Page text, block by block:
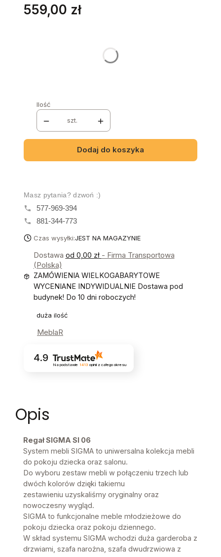
Cena
559,00 zł
Ilość
szt.
Dodaj do koszyka
Masz pytania? dzwoń :)
577-969-394
881-344-773
Czas wysyłki:JEST NA MAGAZYNIE
Dostawa od 0,00 zł - Firma Transportowa
(Polska)
ZAMÓWIENIA WIELKOGABARYTOWE
WYCENIANE INDYWIDUALNIE Dostawa pod
budynek! Do 10 dni roboczych!
duża ilość
MeblaR
4.9
Na podstawie 1413 opinii z całego okresu
Opis
Regał SIGMA SI 06
System mebli SIGMA to uniwersalna kolekcja mebli
do pokoju dziecka oraz salonu.
Do wyboru zestaw mebli w połączeniu trzech lub
dwóch kolorów dzięki takiemu
zestawieniu uzyskaliśmy oryginalny oraz
nowoczesny wygląd.
SIGMA to funkcjonalne meble młodzieżowe do
pokoju dziecka oraz pokoju dziennego.
W skład systemu SIGMA wchodzi duża garderoba z
drzwiami, szafa narożna, szafa dwudrzwiowa z